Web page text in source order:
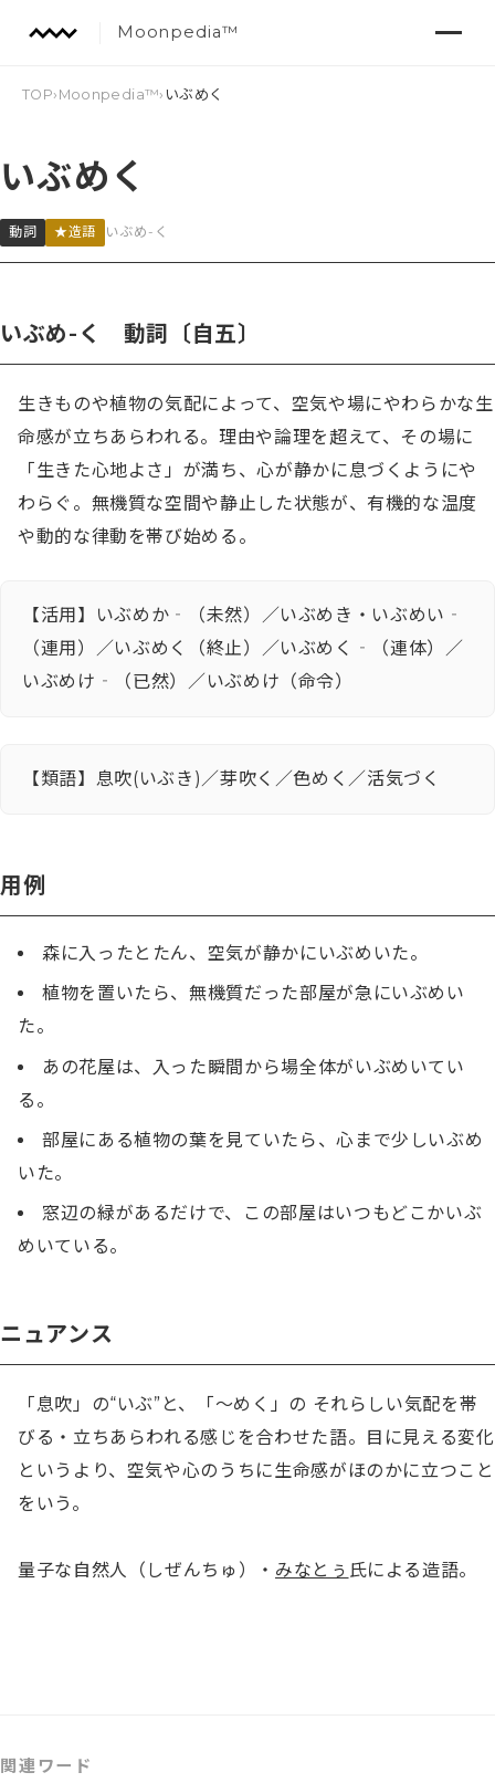
Moonpedia™
TOP› Moonpedia™› いぶめく
いぶめく
動詞 ★造語 いぶめ-く
いぶめ-く 動詞〔自五〕
生きものや植物の気配によって、空気や場にやわらかな生
命感が立ちあらわれる。理由や論理を超えて、その場に
「生きた心地よさ」が満ち、心が静かに息づくようにや
わらぐ。無機質な空間や静止した状態が、有機的な温度
や動的な律動を帯び始める。
【活用】いぶめか‐（未然）／いぶめき・いぶめい‐
（連用）／いぶめく（終止）／いぶめく‐（連体）／
いぶめけ‐（已然）／いぶめけ（命令）
【類語】息吹(いぶき)／芽吹く／色めく／活気づく
用例
森に入ったとたん、空気が静かにいぶめいた。
植物を置いたら、無機質だった部屋が急にいぶめい
た。
あの花屋は、入った瞬間から場全体がいぶめいてい
る。
部屋にある植物の葉を見ていたら、心まで少しいぶめ
いた。
窓辺の緑があるだけで、この部屋はいつもどこかいぶ
めいている。
ニュアンス
「息吹」の“いぶ”と、「〜めく」の それらしい気配を帯
びる・立ちあらわれる感じを合わせた語。目に見える変化
というより、空気や心のうちに生命感がほのかに立つこと
をいう。
量子な自然人（しぜんちゅ）・ みなとぅ 氏による造語。
関連ワード